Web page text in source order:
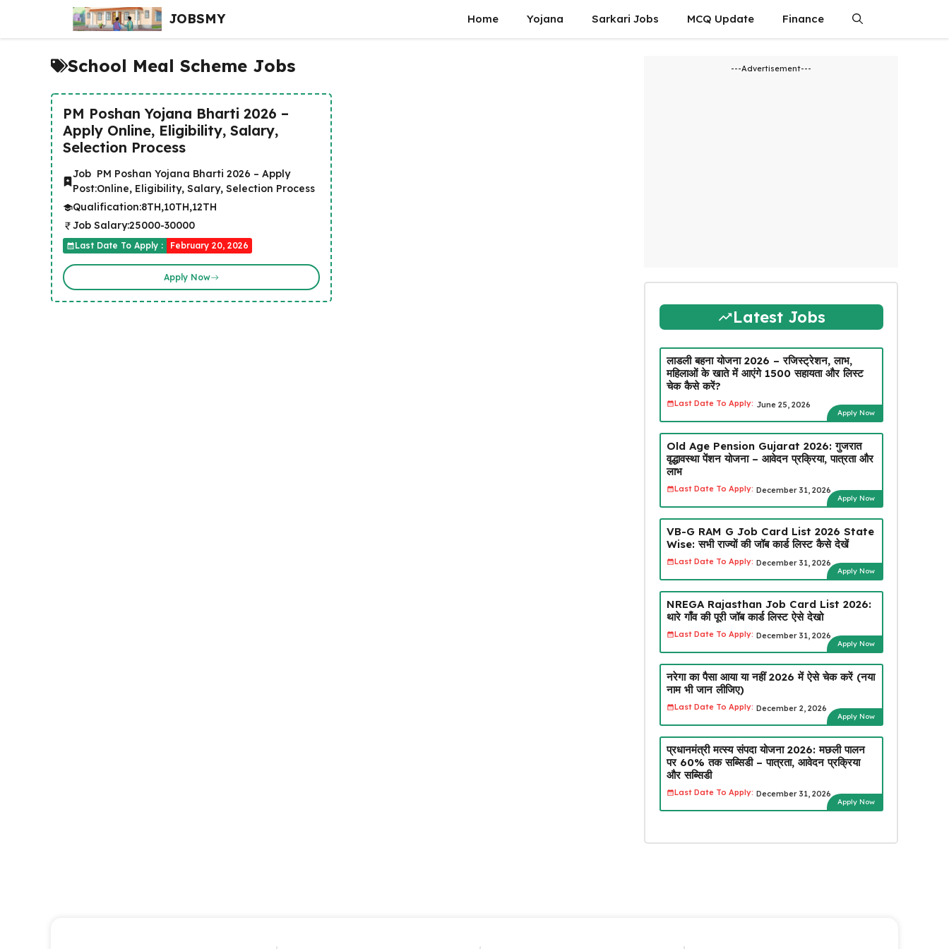
content
JOBSMY Home Yojana Sarkari Jobs MCQ Update Finance
School Meal Scheme Jobs
PM Poshan Yojana Bharti 2026 –
Apply Online, Eligibility, Salary,
Selection Process
Job
Post:
PM Poshan Yojana Bharti 2026 – Apply
Online, Eligibility, Salary, Selection Process
Qualification:8TH,10TH,12TH
Job Salary:25000-30000
Last Date To Apply : February 20, 2026
Apply Now
---Advertisement---
Latest Jobs
लाडली बहना योजना 2026 – रजिस्ट्रेशन, लाभ,
महिलाओं के खाते में आएंगे ₹1500 सहायता और लिस्ट
चेक कैसे करें?
Last Date To Apply: June 25, 2026
Apply Now
Old Age Pension Gujarat 2026: गुजरात
वृद्धावस्था पेंशन योजना – आवेदन प्रक्रिया, पात्रता और
लाभ
Last Date To Apply: December 31, 2026
Apply Now
VB-G RAM G Job Card List 2026 State
Wise: सभी राज्यों की जॉब कार्ड लिस्ट कैसे देखें
Last Date To Apply: December 31, 2026
Apply Now
NREGA Rajasthan Job Card List 2026:
थारे गाँव की पूरी जॉब कार्ड लिस्ट ऐसे देखो
Last Date To Apply: December 31, 2026
Apply Now
नरेगा का पैसा आया या नहीं 2026 में ऐसे चेक करें (नया
नाम भी जान लीजिए)
Last Date To Apply: December 2, 2026
Apply Now
प्रधानमंत्री मत्स्य संपदा योजना 2026: मछली पालन
पर 60% तक सब्सिडी – पात्रता, आवेदन प्रक्रिया
और सब्सिडी
Last Date To Apply: December 31, 2026
Apply Now